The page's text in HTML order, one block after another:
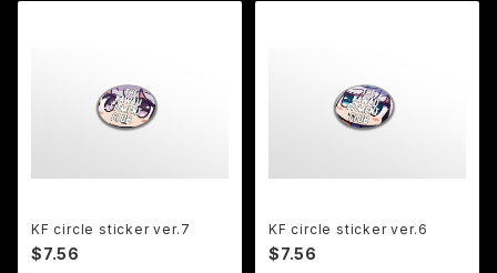
KF circle sticker ver.7
$7.56
KF circle sticker ver.6
$7.56